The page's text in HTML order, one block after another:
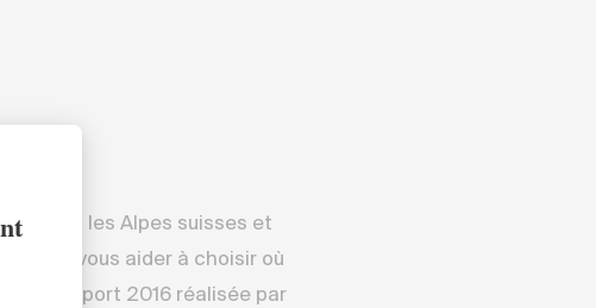
dans les Alpes suisses et
pour vous aider à choisir où
Ski Report 2016 réalisée par